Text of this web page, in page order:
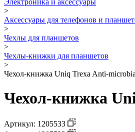
Электроника и аксессуары
>
Аксессуары для телефонов и
>
Чехлы для планшетов
>
Чехлы-книжки для планшетов
>
Чехол-книжка Uniq Trexa Anti-
Чехол-книжка
Артикул: 1205533